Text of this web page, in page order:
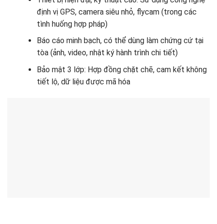
định vị GPS, camera siêu nhỏ, flycam (trong các
tình huống hợp pháp)
Báo cáo minh bạch, có thể dùng làm chứng cứ tại
tòa (ảnh, video, nhật ký hành trình chi tiết)
Bảo mật 3 lớp: Hợp đồng chặt chẽ, cam kết không
tiết lộ, dữ liệu được mã hóa